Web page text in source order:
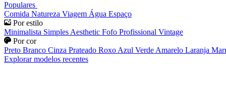
Populares
Comida Natureza Viagem Água Espaço
Por estilo
Minimalista Simples Aesthetic Fofo Profissional Vintage
Por cor
Preto Branco Cinza Prateado Roxo Azul Verde Amarelo Laranja
Explorar modelos recentes